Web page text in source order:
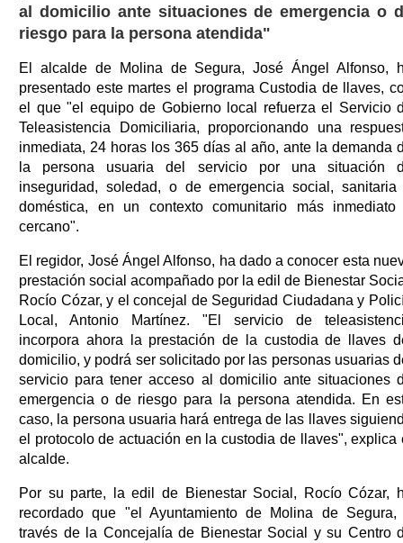
al domicilio ante situaciones de emergencia o
riesgo para la persona atendida"
El alcalde de Molina de Segura, José Ángel Alfonso,
presentado este martes el programa Custodia de llaves,
el que "el equipo de Gobierno local refuerza el Servicio
Teleasistencia Domiciliaria, proporcionando una
inmediata, 24 horas los 365 días al año, ante la demanda
la persona usuaria del servicio por una situación
inseguridad, soledad, o de emergencia social, sanitaria
doméstica, en un contexto comunitario más inmediato
cercano".
El regidor, José Ángel Alfonso, ha dado a conocer esta
prestación social acompañado por la edil de Bienestar
Rocío Cózar, y el concejal de Seguridad Ciudadana y
Local, Antonio Martínez. "El servicio de
incorpora ahora la prestación de la custodia de llaves
domicilio, y podrá ser solicitado por las personas usuarias
servicio para tener acceso al domicilio ante situaciones
emergencia o de riesgo para la persona atendida. En
caso, la persona usuaria hará entrega de las llaves
el protocolo de actuación en la custodia de llaves", explica
alcalde.
Por su parte, la edil de Bienestar Social, Rocío Cózar,
recordado que "el Ayuntamiento de Molina de Segura,
través de la Concejalía de Bienestar Social y su Centro